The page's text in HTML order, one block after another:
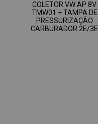
COLETOR VW AP 8V
TMW01 + TAMPA DE
PRESSURIZAÇÃO
CARBURADOR 2E/3E